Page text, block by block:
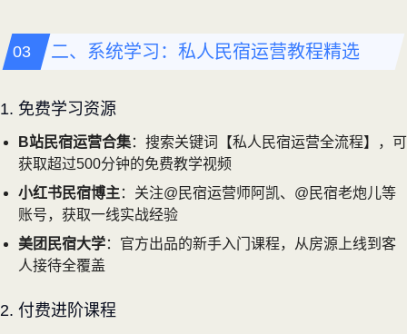
二、系统学习：私人民宿运营教程精选
1. 免费学习资源
B站民宿运营合集：搜索关键词【私人民宿运营全流程】，可
获取超过500分钟的免费教学视频
小红书民宿博主 ：关注@民宿运营师阿凯、@民宿老炮儿等
账号，获取一线实战经验
美团民宿大学：官方出品的新手入门课程，从房源上线到客
人接待全覆盖
2. 付费进阶课程